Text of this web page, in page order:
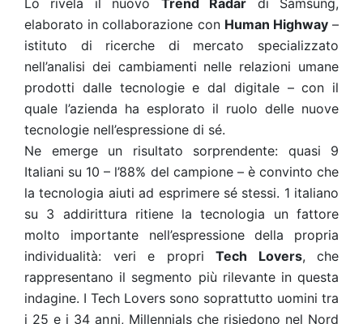
Lo rivela il nuovo
Trend Radar
di Samsung,
elaborato in collaborazione con Human Highway –
istituto di ricerche di mercato specializzato
nell’analisi dei cambiamenti nelle relazioni umane
prodotti dalle tecnologie e dal digitale – con il
quale l’azienda ha esplorato il ruolo delle nuove
tecnologie nell’espressione di sé.
Ne emerge un risultato sorprendente: quasi 9
Italiani su 10 – l’88% del campione – è convinto che
la tecnologia aiuti ad esprimere sé stessi. 1 italiano
su 3 addirittura ritiene la tecnologia un fattore
molto importante nell’espressione della propria
individualità: veri e propri
Tech Lovers, che
rappresentano il segmento più rilevante in questa
indagine. I Tech Lovers sono soprattutto uomini tra
i 25 e i 34 anni, Millennials che risiedono nel Nord